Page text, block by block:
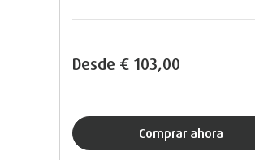
Desde € 103,00
Comprar ahora